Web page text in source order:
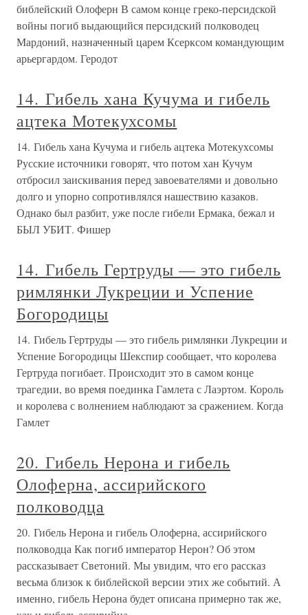
библейский Олоферн В самом конце греко-персидской
войны погиб выдающийся персидский полководец
Мардоний, назначенный царем Ксерксом командующим
арьергардом. Геродот
14. Гибель хана Кучума и гибель
ацтека Мотекухсомы
14. Гибель хана Кучума и гибель ацтека Мотекухсомы
Русские источники говорят, что потом хан Кучум
отбросил заискивания перед завоевателями и довольно
долго и упорно сопротивлялся нашествию казаков.
Однако был разбит, уже после гибели Ермака, бежал и
БЫЛ УБИТ. Фишер
14. Гибель Гертруды — это гибель
римлянки Лукреции и Успение
Богородицы
14. Гибель Гертруды — это гибель римлянки Лукреции и
Успение Богородицы Шекспир сообщает, что королева
Гертруда погибает. Происходит это в самом конце
трагедии, во время поединка Гамлета с Лаэртом. Король
и королева с волнением наблюдают за сражением. Когда
Гамлет
20. Гибель Нерона и гибель
Олоферна, ассирийского
полководца
20. Гибель Нерона и гибель Олоферна, ассирийского
полководца Как погиб император Нерон? Об этом
рассказывает Светоний. Мы увидим, что его рассказ
весьма близок к библейской версии этих же событий. А
именно, гибель Нерона будет описана примерно так же,